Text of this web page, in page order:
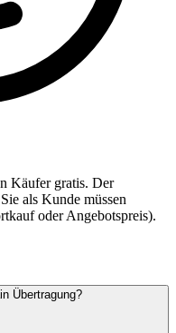
Käufer gratis. Der
als Kunde müssen
oder Angebotspreis).
Übertragung?